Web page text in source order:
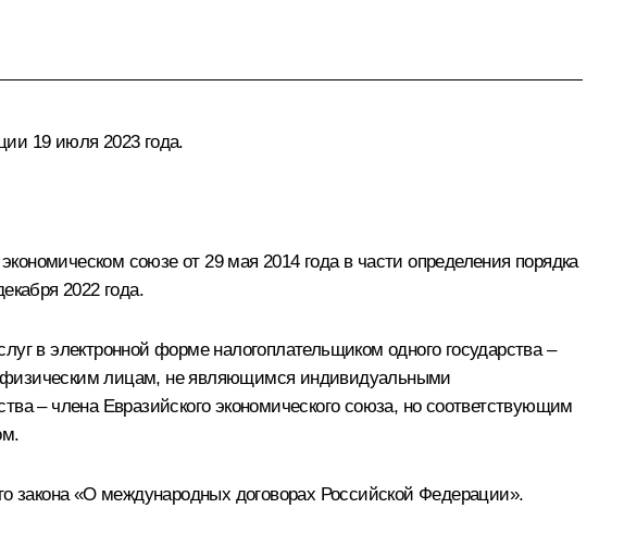
19 июля 2023 года.
союзе от 29 мая 2014 года в части определения порядка
2022 года.
в электронной форме налогоплательщиком одного государства –
физическим лицам, не являющимся индивидуальными
– члена Евразийского экономического союза, но соответствующим
закона «О международных договорах Российской Федерации».